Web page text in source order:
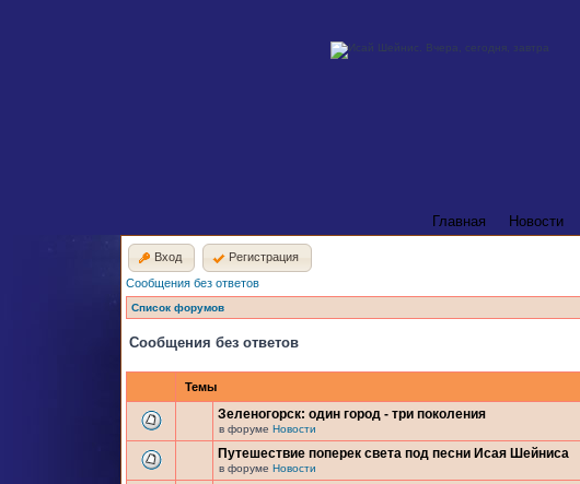
Главная Новости
Вход Регистрация
Сообщения без ответов
Список форумов
Сообщения без ответов
Темы
Зеленогорск: один город - три поколения
в форуме Новости
Путешествие поперек света под песни Исая Шейниса
в форуме Новости